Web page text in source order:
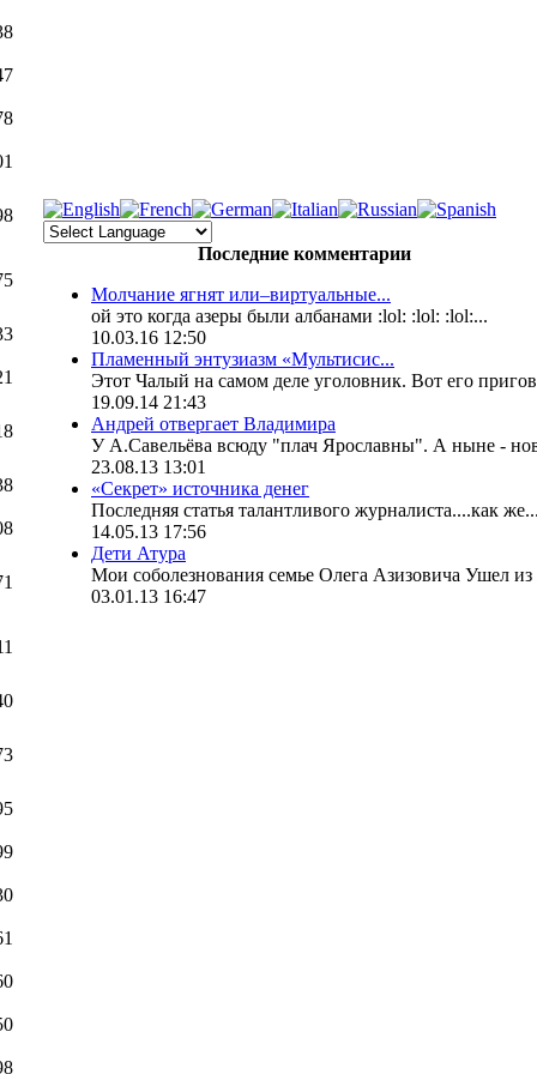
Последние комментарии
Молчание ягнят или–виртуальные...
ой это когда азеры были албанами :lol: :lol: :lol:...
10.03.16 12:50
Пламенный энтузиазм «Мультисис...
Этот Чалый на самом деле уголовник. Вот его
19.09.14 21:43
Андрей отвергает Владимира
У А.Савельёва всюду "плач Ярославны". А ныне -
23.08.13 13:01
«Секрет» источника денег
Последняя статья талантливого журналиста....как
14.05.13 17:56
Дети Атура
Мои соболезнования семье Олега Азизовича Ушел
03.01.13 16:47